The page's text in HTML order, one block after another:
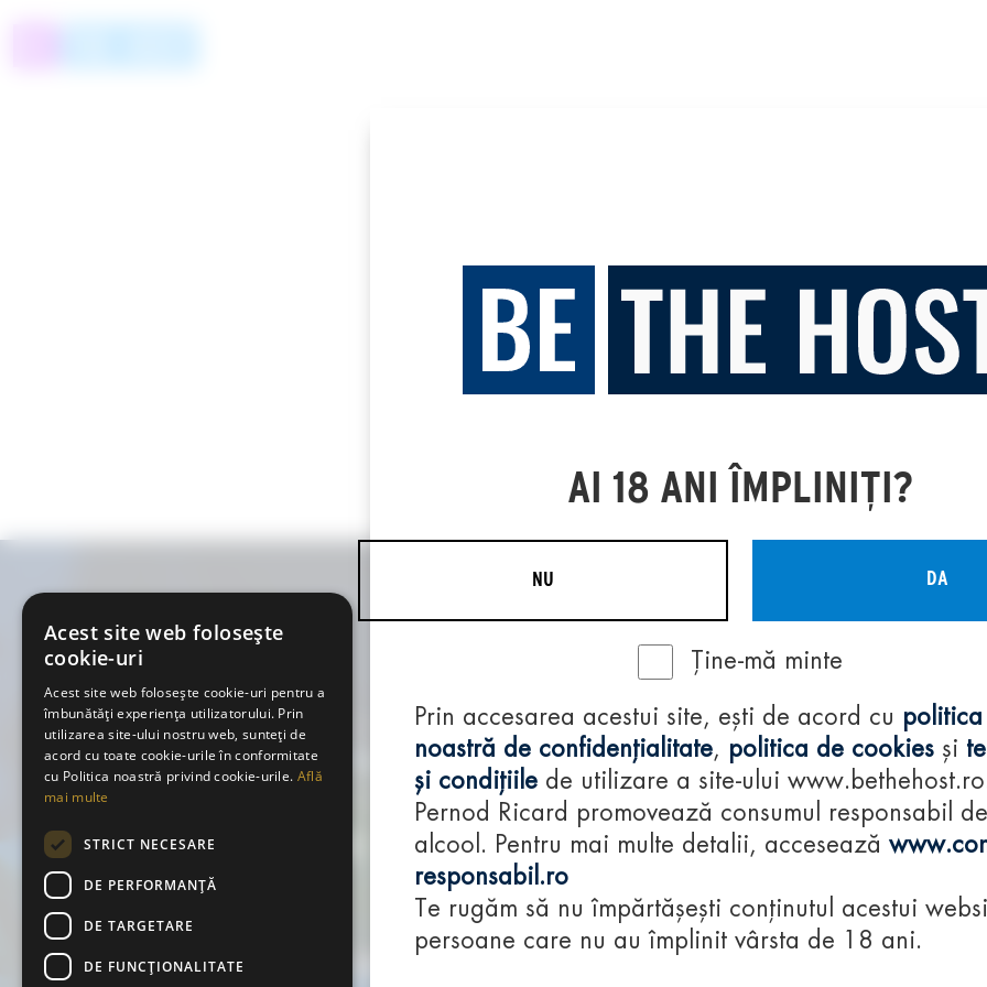
consumă-
AI 18 ANI ÎMPLINIȚI?
NU DA
Ține-mă minte
Prin accesarea acestui site, ești de acord cu politica
noastră de confidențialitate, politica de cookies și
și condițiile de utilizare a site-ului
Pernod Ricard promovează consumul responsabil de
alcool. Pentru mai multe detalii, accesează
responsabil.ro
Te rugăm să nu împărtășești conținutul acestui
persoane care nu au împlinit vârsta de 18 ani.
Acest site web folosește
cookie-uri
Acest site web folosește cookie-uri pentru a
îmbunătăți experiența utilizatorului. Prin
utilizarea site-ului nostru web, sunteți de
acord cu toate cookie-urile în conformitate
cu Politica noastră privind cookie-urile. Află
mai multe
STRICT NECESARE
DE PERFORMANȚĂ
DE TARGETARE
DE FUNCŢIONALITATE